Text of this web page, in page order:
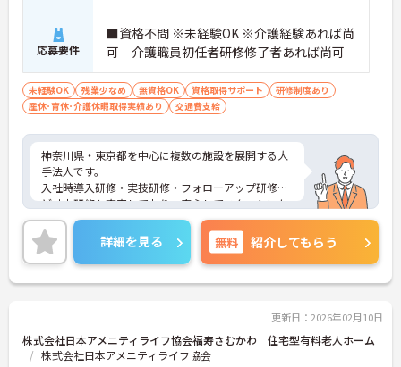
応募要件
■資格不問 ※未経験OK ※介護経験あれば尚
可 介護職員初任者研修修了者あれば尚可
未経験OK 残業少なめ 無資格OK 資格取得サポート
研修制度あり
産休･育休･介護休暇取得実績あり
交通費支給
神奈川県・東京都を中心に複数の施設を展開する大
手法人です。
入社時導入研修・実技研修・フォローアップ研修な
ど社内研修も充実しており、安心してスタートいた
だけます。
資格取得のための支援制度もあり、働きながらスキ
ルアップも目指せます。
施設形態が豊富なため、キャリアアップの際には
様々な業種での経験を積むこともできます。
詳細をお話しいたしますのでお気軽にご相談くださ
い！
詳細を見る 無料 紹介してもらう
更新日：2026年02月10日
株式会社日本アメニティライフ協会福寿さむかわ 住宅型有料老人ホーム
株式会社日本アメニティライフ協会